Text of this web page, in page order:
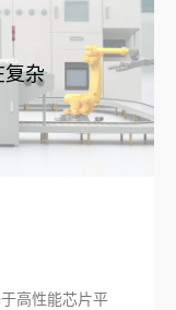
复杂
高性能芯片平